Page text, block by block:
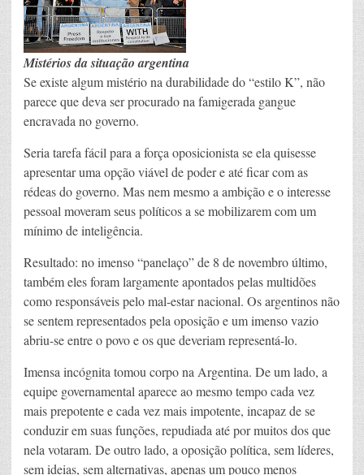
Mistérios da situação argentina
Se existe algum mistério na durabilidade do “estilo K”, não
parece que deva ser procurado na famigerada gangue
encravada no governo.
Seria tarefa fácil para a força oposicionista se ela quisesse
apresentar uma opção viável de poder e até ficar com as
rédeas do governo. Mas nem mesmo a ambição e o interesse
pessoal moveram seus políticos a se mobilizarem com um
mínimo de inteligência.
Resultado: no imenso “panelaço” de 8 de novembro último,
também eles foram largamente apontados pelas multidões
como responsáveis pelo mal-estar nacional. Os argentinos não
se sentem representados pela oposição e um imenso vazio
abriu-se entre o povo e os que deveriam representá-lo.
Imensa incógnita tomou corpo na Argentina. De um lado, a
equipe governamental aparece ao mesmo tempo cada vez
mais prepotente e cada vez mais impotente, incapaz de se
conduzir em suas funções, repudiada até por muitos dos que
nela votaram. De outro lado, a oposição política, sem líderes,
sem ideias, sem alternativas, apenas um pouco menos